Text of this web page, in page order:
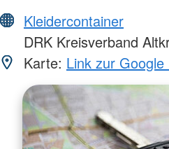
Kleidercontainer
DRK Kreisverband
Karte: Link zur